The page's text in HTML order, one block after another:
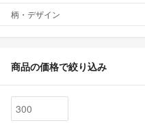
柄・デザイン
商品の価格で絞り込み